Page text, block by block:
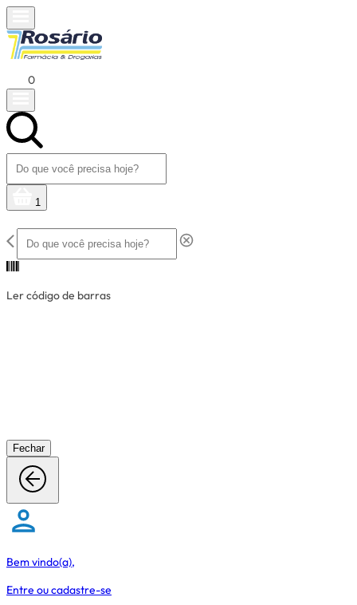
0
1
Ler código de barras
Fechar
Bem vindo(a),
Entre oucadastre-se